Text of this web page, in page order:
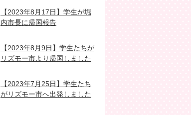
【2023年8月17日】学生が堀
内市長に帰国報告
【2023年8月9日】学生たちが
リズモー市より帰国しました
【2023年7月25日】学生たち
がリズモー市へ出発しました